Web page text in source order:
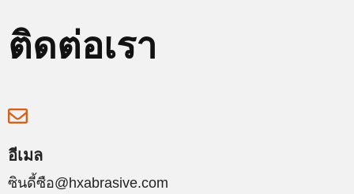
ติดต่อเรา
อีเมล
ซินดี้ซือ@hxabrasive.com